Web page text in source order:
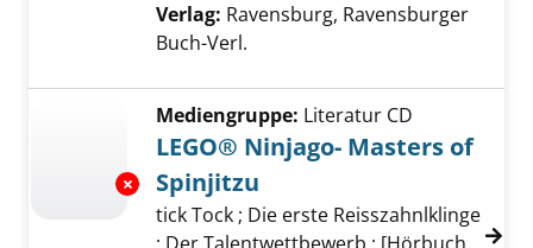
Verlag: Ravensburg, Ravensburger
Buch-Verl.
Exemplar-Details von LEGO® Ninjago-
Mediengruppe: Literatur CD
LEGO® Ninjago- Masters of
Spinjitzu
tick Tock ; Die erste Reisszahnlklinge